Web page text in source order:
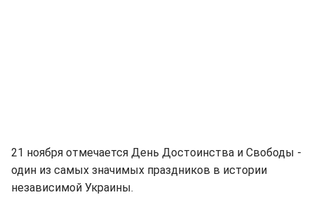
21 ноября отмечается День Достоинства и Свободы -
один из самых значимых праздников в истории
независимой Украины.